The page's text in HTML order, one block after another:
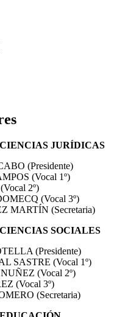
JURÍDICAS
(Presidente)
(Vocal 1º)
2º)
(Vocal 3º)
MARTÍN (Secretaria)
SOCIALES
(Presidente)
SASTRE (Vocal 1º)
(Vocal 2º)
(Vocal 3º)
(Secretaria)